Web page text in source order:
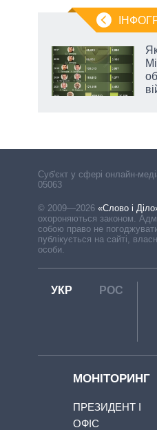
Cуб'єкт у сфері онлайн-
05063
© 2009—2026 «Слово і
охороняються законом.
собою право не
публікується на сайті,
особи.
УКР РОС
МОНІТОРИНГ
ПРЕЗИДЕНТ І
ОФІС